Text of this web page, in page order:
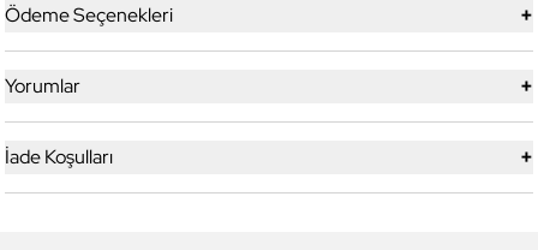
Ödeme Seçenekleri +
Yorumlar +
İade Koşulları +